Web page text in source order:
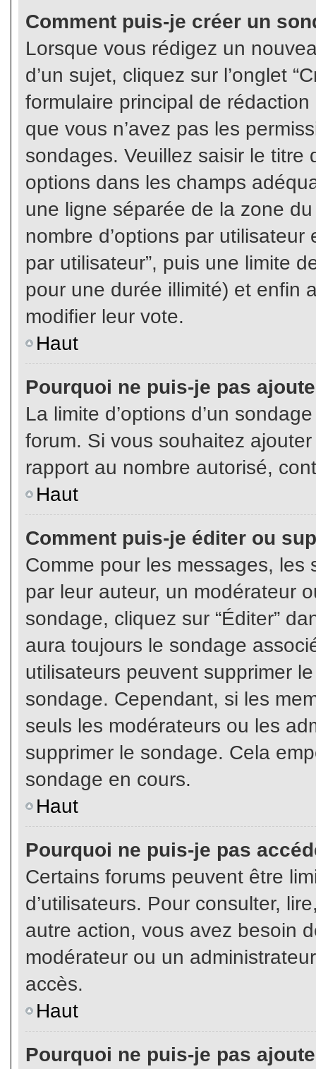
Comment puis-je créer un
Lorsque vous rédigez un
d’un sujet, cliquez sur l’onglet
formulaire principal de
que vous n’avez pas les
sondages. Veuillez saisir le
options dans les champs
une ligne séparée de la zone
nombre d’options par
par utilisateur”, puis une limite
pour une durée illimité) et enfin
modifier leur vote.
Haut
Pourquoi ne puis-je pas
La limite d’options d’un
forum. Si vous souhaitez
rapport au nombre autorisé,
Haut
Comment puis-je éditer ou
Comme pour les messages,
par leur auteur, un modérateur
sondage, cliquez sur “Éditer”
aura toujours le sondage
utilisateurs peuvent supprimer
sondage. Cependant, si les
seuls les modérateurs ou les
supprimer le sondage. Cela
sondage en cours.
Haut
Pourquoi ne puis-je pas
Certains forums peuvent être
d’utilisateurs. Pour consulter,
autre action, vous avez besoin
modérateur ou un
accès.
Haut
Pourquoi ne puis-je pas